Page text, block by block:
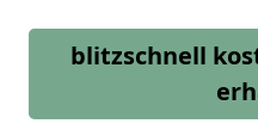
blitzschnell